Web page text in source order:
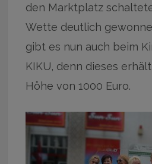
den Marktplatz
Wette deutlich
gibt es nun auch beim
KIKU, denn dieses
Höhe von 1000 Euro.